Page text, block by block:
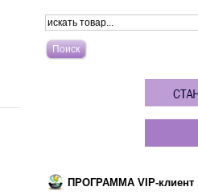
ПРОГРАММА VIP-клиент